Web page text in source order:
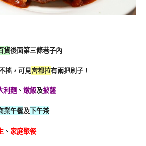
貨後面第三條巷子內
搖，可見宮都拉有兩把刷子！
利麵 、 燉飯及披薩
業午餐及下午茶
、 家庭聚餐